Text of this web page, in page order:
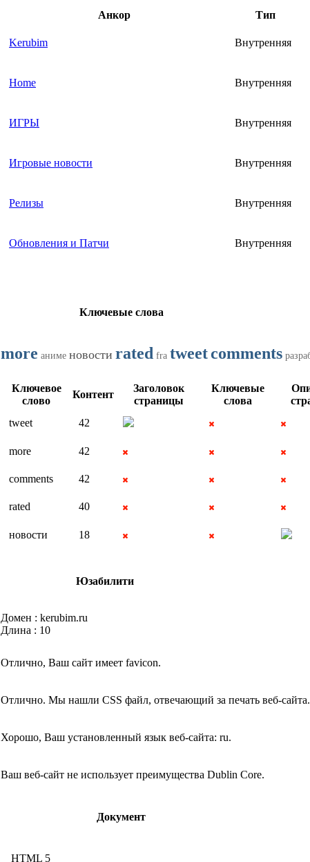
Анкор Тип
Kerubim Внутренняя
Home Внутренняя
ИГРЫ Внутренняя
Игровые новости Внутренняя
Релизы Внутренняя
Обновления и Патчи Внутренняя
Ключевые слова
more аниме новости rated fra tweetcomments
Ключевое
слово
Контент
Заголовок
страницы
Ключевые
слова
tweet 42
more 42
comments 42
rated 40
новости 18
Юзабилити
Домен : kerubim.ru
Длина : 10
Отлично, Ваш сайт имеет favicon.
Отлично. Мы нашли CSS файл, отвечающий за печать веб-сайта.
Хорошо, Ваш установленный язык веб-сайта: ru.
Ваш веб-сайт не использует преимущества Dublin Core.
Документ
HTML 5